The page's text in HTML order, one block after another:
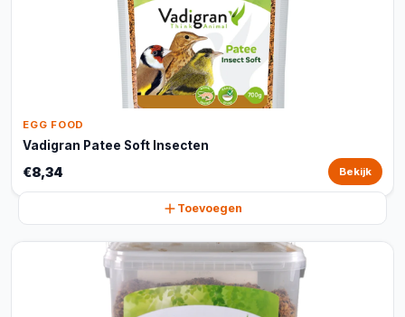
EGG FOOD
Vadigran Patee Soft Insecten
€8,34 Bekijk
Toevoegen